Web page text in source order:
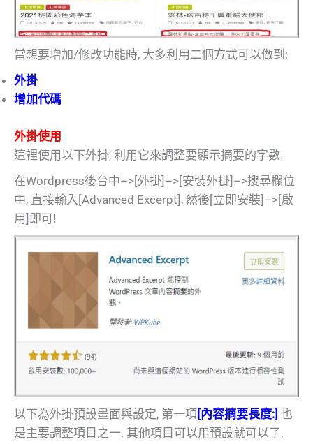
當想要增加/修改功能時, 大多利用二個方式可以做到:
外掛
增加代碼
外掛使用
這裡使用以下外掛, 利用它來調整要顯示摘要的字數.
在Wordpress後台中–>[外掛]–>[安裝外掛]–>搜尋欄位
中, 直接輸入[Advanced Excerpt], 然後[立即安裝]–>[啟
用]即可!
以下為外掛預設畫面與設定, 第一項[內容摘要長度:] 也
是主要調整項目之一. 其他項目可以用預設就可以了.